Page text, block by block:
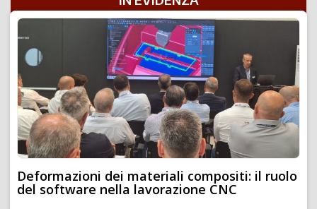
Deformazioni dei materiali compositi: il ruolo
del software nella lavorazione CNC